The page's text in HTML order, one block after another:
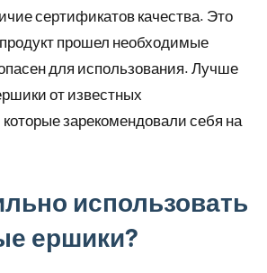
сертификатов качества. Это
продукт прошел необходимые
для использования. Лучше
от известных
зарекомендовали себя на
использовать
ершики?